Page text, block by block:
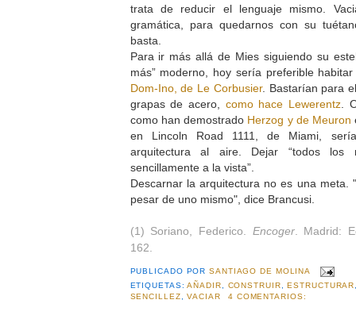
trata de reducir el lenguaje mismo.
gramática, para quedarnos con su
basta.
Para ir más allá de Mies siguiendo su
más” moderno, hoy sería preferible
Dom-Ino, de Le Corbusier. Bastarían para
grapas de acero, como hace Lewerentz .
como han demostrado Herzog y de Meuron
en Lincoln Road 1111, de Miami,
arquitectura al aire. Dejar “todos los
sencillamente a la vista”.
Descarnar la arquitectura no es una meta.
pesar de uno mismo", dice Brancusi.
(1) Soriano, Federico. Encoger. Madrid:
162.
PUBLICADO PORSANTIAGO DE MOLINA
ETIQUETAS:AÑADIR CONSTRUIR ,ESTRUCTURAR
SENCILLEZ ,VACIAR 4 COMENTARIOS: